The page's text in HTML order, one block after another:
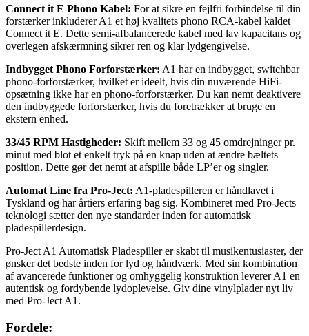
Connect it E Phono Kabel: For at sikre en fejlfri forbindelse til din
forstærker inkluderer A1 et høj kvalitets phono RCA-kabel kaldet
Connect it E. Dette semi-afbalancerede kabel med lav kapacitans og
overlegen afskærmning sikrer ren og klar lydgengivelse.
Indbygget Phono Forforstærker: A1 har en indbygget, switchbar
phono-forforstærker, hvilket er ideelt, hvis din nuværende HiFi-
opsætning ikke har en phono-forforstærker. Du kan nemt deaktivere
den indbyggede forforstærker, hvis du foretrækker at bruge en
ekstern enhed.
33/45 RPM Hastigheder: Skift mellem 33 og 45 omdrejninger pr.
minut med blot et enkelt tryk på en knap uden at ændre bæltets
position. Dette gør det nemt at afspille både LP’er og singler.
Automat Line fra Pro-Ject: A1-pladespilleren er håndlavet i
Tyskland og har årtiers erfaring bag sig. Kombineret med Pro-Jects
teknologi sætter den nye standarder inden for automatisk
pladespillerdesign.
Pro-Ject A1 Automatisk Pladespiller er skabt til musikentusiaster, der
ønsker det bedste inden for lyd og håndværk. Med sin kombination
af avancerede funktioner og omhyggelig konstruktion leverer A1 en
autentisk og fordybende lydoplevelse. Giv dine vinylplader nyt liv
med Pro-Ject A1.
Fordele: